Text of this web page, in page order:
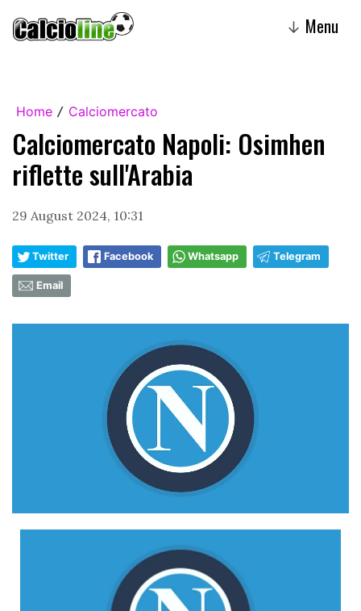
↓ Menu
Home / Calciomercato
Calciomercato Napoli: Osimhen
riflette sull'Arabia
29 August 2024, 10:31
Twitter Facebook Whatsapp Telegram
Email